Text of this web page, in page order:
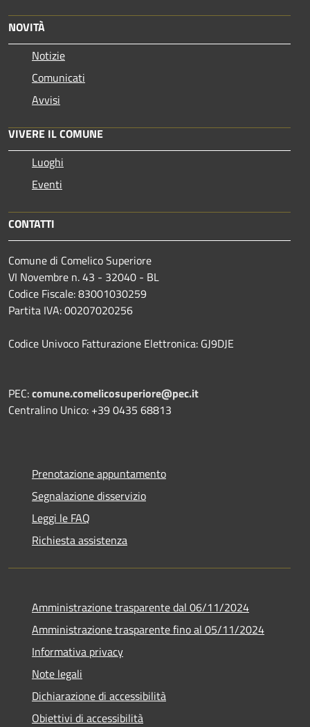
NOVITÀ
Notizie
Comunicati
Avvisi
VIVERE IL COMUNE
Luoghi
Eventi
CONTATTI
Comune di Comelico Superiore
VI Novembre n. 43 - 32040 - BL
Codice Fiscale: 83001030259
Partita IVA: 00207020256
Codice Univoco Fatturazione Elettronica: GJ9DJE
PEC:comune.comelicosuperiore@pec.it
Centralino Unico: +39 0435 68813
Prenotazione appuntamento
Segnalazione disservizio
Leggi le FAQ
Richiesta assistenza
Amministrazione trasparente dal 06/11/2024
Amministrazione trasparente fino al 05/11/2024
Informativa privacy
Note legali
Dichiarazione di accessibilità
Obiettivi di accessibilità